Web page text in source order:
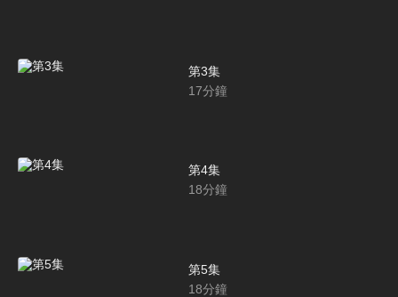
第3集
17分鐘
第4集
18分鐘
第5集
18分鐘